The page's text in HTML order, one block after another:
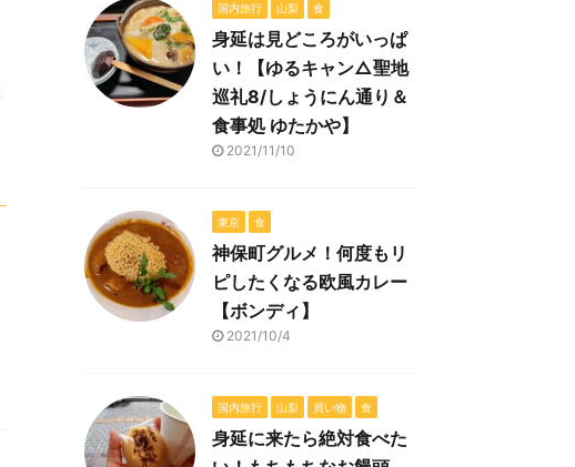
国内旅行 山梨 食
身延は見どころがいっぱ
い！【ゆるキャン△聖地
巡礼8/しょうにん通り＆
食事処 ゆたかや】
2021/11/10
東京 食
神保町グルメ！何度もリ
ピしたくなる欧風カレー
【ボンディ】
2021/10/4
国内旅行 山梨 買い物 食
身延に来たら絶対食べた